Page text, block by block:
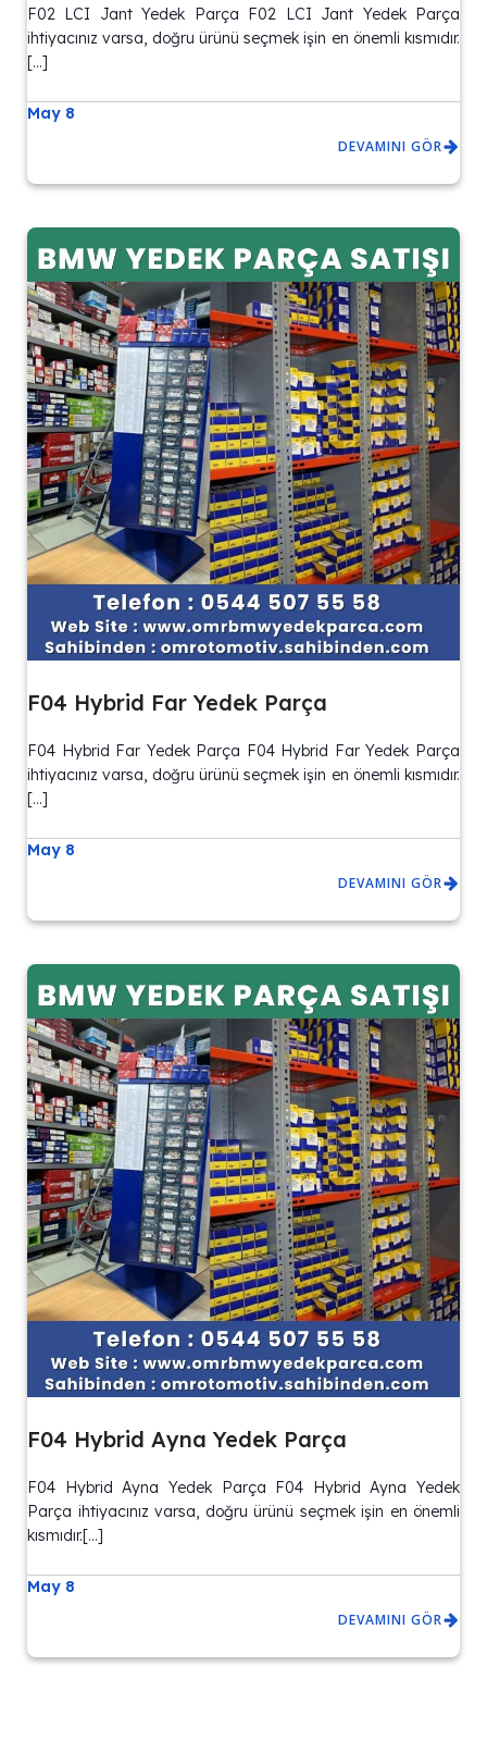
F02 LCI Jant Yedek Parça F02 LCI Jant Yedek Parça
ihtiyacınız varsa, doğru ürünü seçmek işin en önemli kısmıdır.
[…]
May 8
DEVAMINI GÖR
F04 Hybrid Far Yedek Parça
F04 Hybrid Far Yedek Parça F04 Hybrid Far Yedek Parça
ihtiyacınız varsa, doğru ürünü seçmek işin en önemli kısmıdır.
[…]
May 8
DEVAMINI GÖR
F04 Hybrid Ayna Yedek Parça
F04 Hybrid Ayna Yedek Parça F04 Hybrid Ayna Yedek
Parça ihtiyacınız varsa, doğru ürünü seçmek işin en önemli
kısmıdır.[…]
May 8
DEVAMINI GÖR